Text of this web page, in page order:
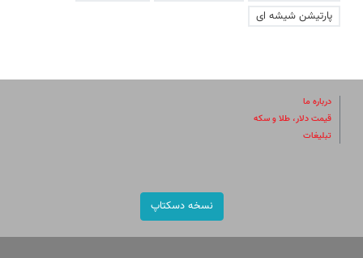
پارتیشن شیشه ای
درباره ما
قیمت دلار، طلا و سکه
تبلیغات
نسخه دسکتاپ